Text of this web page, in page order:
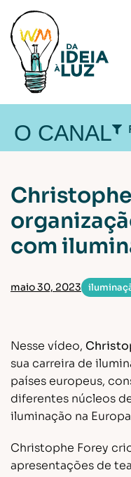
O CANAL
Audiovisual
Iluminação
Maquiagem e
PROGRAMAS
Pesquisa
com
maio 30, 2023
Nesse vídeo,
sua carreira de
países europeus,
diferentes núcleos
iluminação na
Christophe Forey
apresentações de